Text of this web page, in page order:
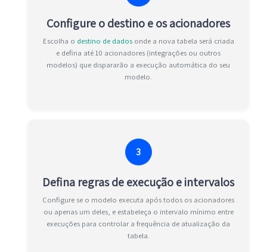
Configure o destino e os acionadores
Escolha o destino de dadosonde a nova tabela será criada
e defina até 10 acionadores (integrações ou outros
modelos) que dispararão a execução automática do seu
modelo.
3
Defina regras de execução e intervalos
Configure se o modelo executa após todos os acionadores
ou apenas um deles, e estabeleça o intervalo mínimo entre
execuções para controlar a frequência de atualização da
tabela.